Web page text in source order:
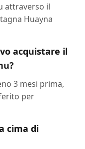
attraverso il
Huayna
acquistare il
3 mesi prima,
per
cima di